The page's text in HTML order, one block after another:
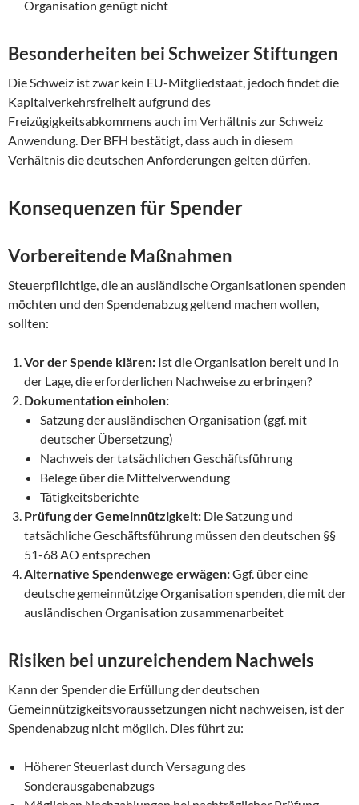
Organisation genügt nicht
Besonderheiten bei Schweizer Stiftungen
Die Schweiz ist zwar kein EU-Mitgliedstaat, jedoch findet die
Kapitalverkehrsfreiheit aufgrund des
Freizügigkeitsabkommens auch im Verhältnis zur Schweiz
Anwendung. Der BFH bestätigt, dass auch in diesem
Verhältnis die deutschen Anforderungen gelten dürfen.
Konsequenzen für Spender
Vorbereitende Maßnahmen
Steuerpflichtige, die an ausländische Organisationen spenden
möchten und den Spendenabzug geltend machen wollen,
sollten:
Vor der Spende klären: Ist die Organisation bereit und in
der Lage, die erforderlichen Nachweise zu erbringen?
Dokumentation einholen:
Satzung der ausländischen Organisation (ggf. mit
deutscher Übersetzung)
Nachweis der tatsächlichen Geschäftsführung
Belege über die Mittelverwendung
Tätigkeitsberichte
Prüfung der Gemeinnützigkeit: Die Satzung und
tatsächliche Geschäftsführung müssen den deutschen §§
51-68 AO entsprechen
Alternative Spendenwege erwägen:Ggf. über eine
deutsche gemeinnützige Organisation spenden, die mit der
ausländischen Organisation zusammenarbeitet
Risiken bei unzureichendem Nachweis
Kann der Spender die Erfüllung der deutschen
Gemeinnützigkeitsvoraussetzungen nicht nachweisen, ist der
Spendenabzug nicht möglich. Dies führt zu:
Höherer Steuerlast durch Versagung des
Sonderausgabenabzugs